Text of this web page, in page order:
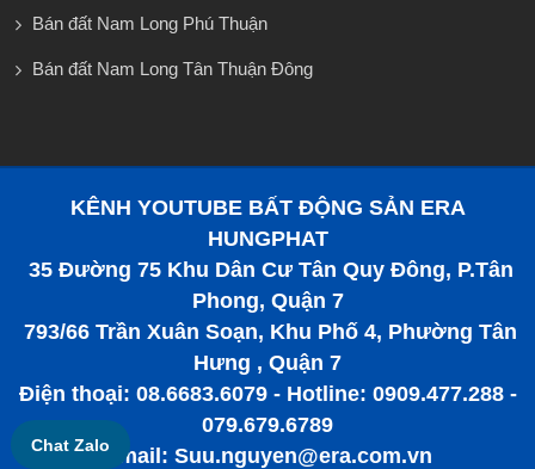
Bán đất Nam Long Phú Thuận
Bán đất Nam Long Tân Thuận Đông
KÊNH YOUTUBE BẤT ĐỘNG SẢN ERA
HUNGPHAT
35 Đường 75 Khu Dân Cư Tân Quy Đông, P.Tân
Phong, Quận 7
793/66 Trần Xuân Soạn, Khu Phố 4, Phường Tân
Hưng , Quận 7
Điện thoại: 08.6683.6079 - Hotline: 0909.477.288 -
079.679.6789
Email: Suu.nguyen@era.com.vn
Chat Zalo